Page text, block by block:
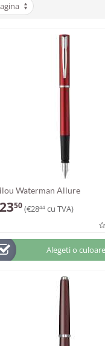
Waterman Allure
2350(€2844 cu TVA)
Alegeti o culoare